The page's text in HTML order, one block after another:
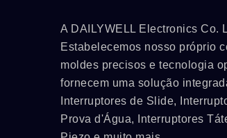
A DAILYWELL Electronics Co.
Estabelecemos nosso próprio
moldes precisos e tecnologia
fornecem uma solução
Interruptores de Slide,
Prova d'Água, Interruptores